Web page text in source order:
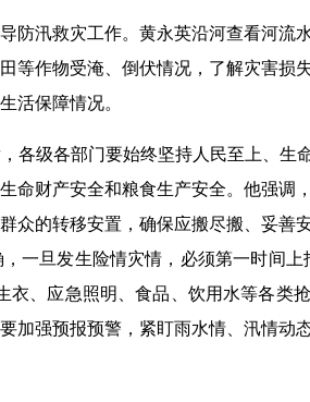
防汛救灾工作。黄永英沿河查看河流
等作物受淹、倒伏情况，了解灾害损
活保障情况。
各级各部门要始终坚持人民至上、生
命财产安全和粮食生产安全。他强调
众的转移安置，确保应搬尽搬、妥善
一旦发生险情灾情，必须第一时间
衣、应急照明、食品、饮用水等各类
加强预报预警，紧盯雨水情、汛情动